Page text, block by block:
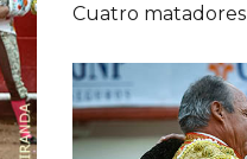
Cuatro